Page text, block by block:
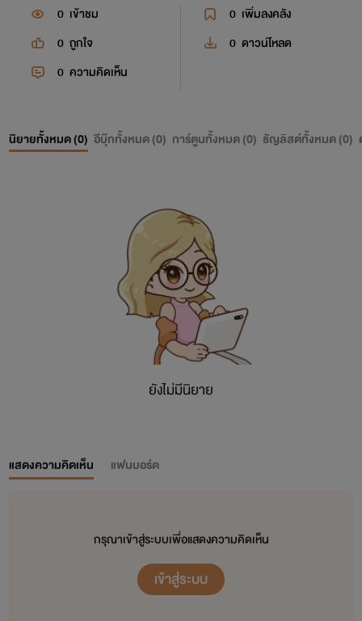
0 เข้าชม 0 เพิ่มลงคลัง
0 ถูกใจ 0 ดาวน์โหลด
0 ความคิดเห็น
นิยายทั้งหมด (0) อีบุ๊กทั้งหมด (0) การ์ตูนทั้งหมด (0) ธัญลิสต์ทั้งหมด (0)
ยังไม่มีนิยาย
แสดงความคิดเห็น แฟนบอร์ด
กรุณาเข้าสู่ระบบเพื่อแสดงความคิดเห็น
เข้าสู่ระบบ